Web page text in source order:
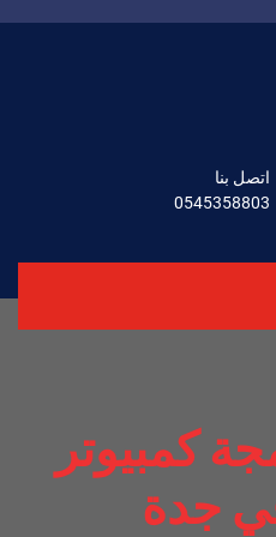
اتصل بنا
0545358803
كمبيوتر
جدة